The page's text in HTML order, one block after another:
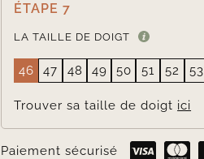
ÉTAPE 7
LA TAILLE DE DOIGT
46 47 48 49 50 51 52 53
Trouver sa taille de doigt ici
Paiement sécurisé